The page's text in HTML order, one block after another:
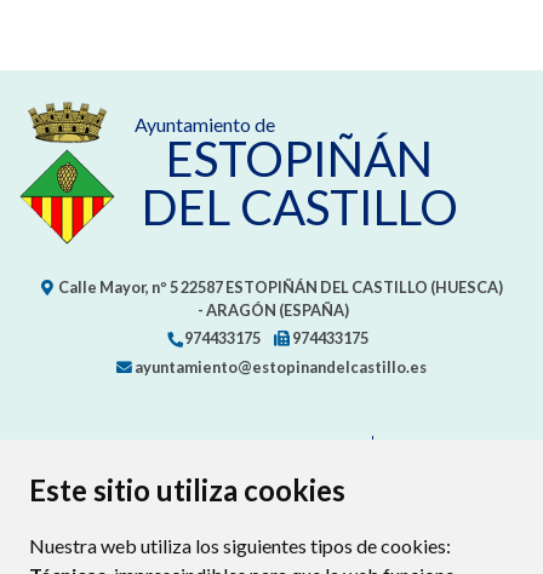
Este sitio utiliza cookies
Nuestra web utiliza los siguientes tipos de cookies:
Ayuntamiento de
ESTOPIÑÁN
DEL CASTILLO
Calle Mayor, nº 522587 ESTOPIÑÁN DEL CASTILLO (HUESCA)
- ARAGÓN (ESPAÑA)
974433175
974433175
ayuntamiento@estopinandelcastillo.es
AVISO LEGAL
PROTECCIÓN DE DATOS
POLÍTICA DE COOKIES